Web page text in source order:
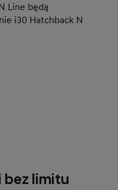
Line będą
i30 Hatchback N
limitu